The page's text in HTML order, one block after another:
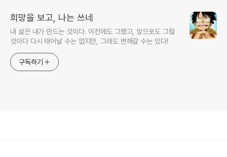
희망을 보고, 나는 쓰네
내 삶은 내가 만드는 것이다. 이전에도 그랬고, 앞으로도 그럴
것이다 다시 태어날 수는 없지만, 그래도 변해갈 수는 있다!
구독하기